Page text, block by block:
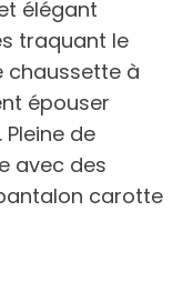
élégant
traquant le
chaussette à
épouser
de
avec des
carotte